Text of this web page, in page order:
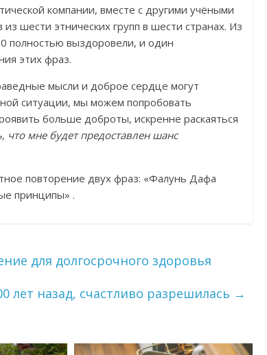
компании, вместе с другими учёными
шести этнических групп в шести странах. Из
полностью выздоровели, и один
этих фраз.
мысли и доброе сердце могут
ситуации, мы можем попробовать
больше доброты, искренне раскаяться
что мне будет предоставлен шанс
повторение двух фраз: «Фалунь Дафа
принципы» .
для долгосрочного здоровья
лет назад, счастливо разрешилась →